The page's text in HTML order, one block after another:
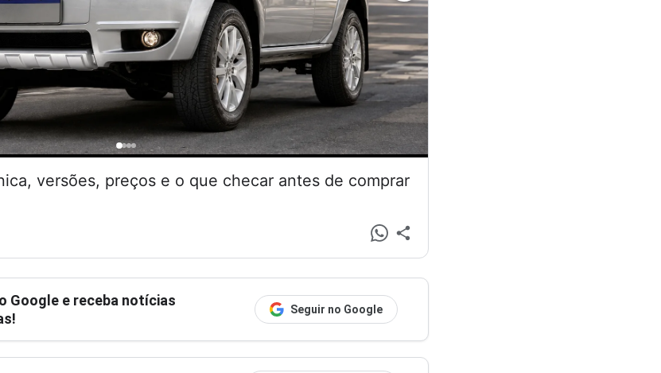
versões, preços e o que checar antes de comprar
Google e receba notícias
Seguir no Google